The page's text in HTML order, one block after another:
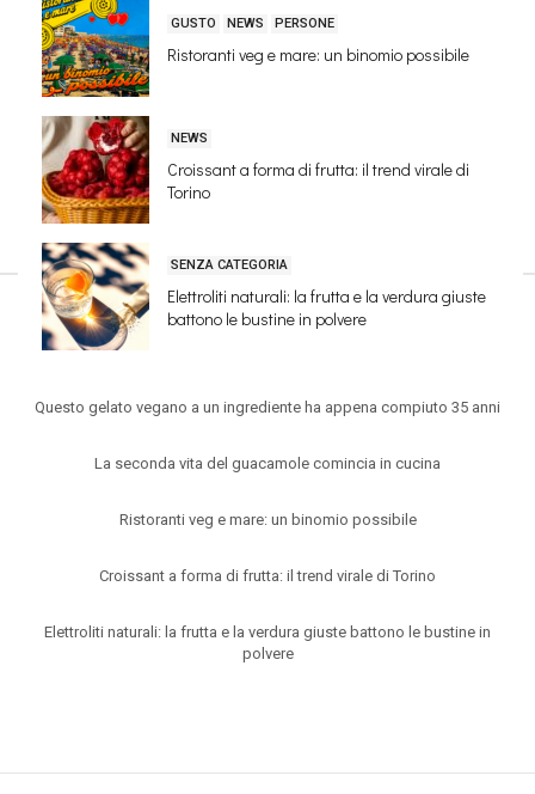
GUSTO NEWS PERSONE
Ristoranti veg e mare: un binomio possibile
NEWS
Croissant a forma di frutta: il trend virale di
Torino
SENZA CATEGORIA
Elettroliti naturali: la frutta e la verdura giuste
battono le bustine in polvere
ARTICOLI RECENTI
Questo gelato vegano a un ingrediente ha appena compiuto 35 anni
La seconda vita del guacamole comincia in cucina
Ristoranti veg e mare: un binomio possibile
Croissant a forma di frutta: il trend virale di Torino
Elettroliti naturali: la frutta e la verdura giuste battono le bustine in
polvere